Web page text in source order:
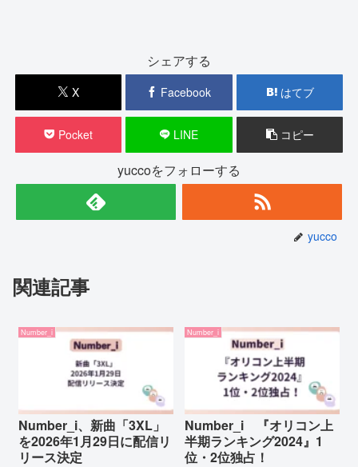
シェアする
X Facebook はてブ
Pocket LINE コピー
yuccoをフォローする
yucco
関連記事
Number_i
Number_i、新曲「3XL」
を2026年1月29日に配信リ
リース決定
Number_i
Number_i 『オリコン上
半期ランキング2024』1
位・2位独占！